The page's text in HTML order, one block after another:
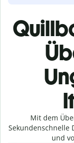
Mit dem
Sekundenschnelle
und